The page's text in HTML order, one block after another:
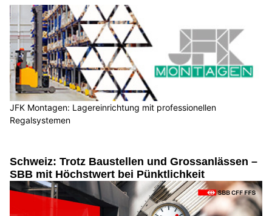
JFK Montagen: Lagereinrichtung mit professionellen
Regalsystemen
Schweiz: Trotz Baustellen und Grossanlässen –
SBB mit Höchstwert bei Pünktlichkeit